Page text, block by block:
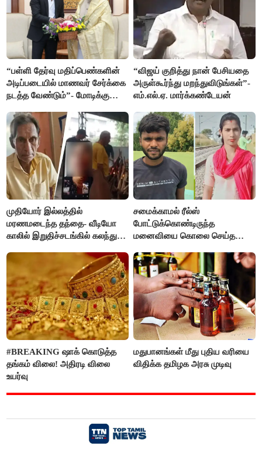
“பள்ளி தேர்வு மதிப்பெண்களின்
அடிப்படையில் மாணவர் சேர்க்கை
நடத்த வேண்டும்”- மோடிக்கு
“விஜய் குறித்து நான் பேசியதை
அருள்கூர்ந்து மறந்துவிடுங்கள்”-
எம்.எல்.ஏ. மார்க்கண்டேயன்
முதியோர் இல்லத்தில்
மரணமடைந்த தந்தை- வீடியோ
காலில் இறுதிச்சடங்கில் கலந்து
சமைக்காமல் ரீல்ஸ்
போட்டுக்கொண்டிருந்த
மனைவியை கொலை செய்த
#BREAKING ஷாக் கொடுத்த
தங்கம் விலை! அதிரடி விலை
உயர்வு
மதுபானங்கள் மீது புதிய வரியை
விதிக்க தமிழக அரசு முடிவு